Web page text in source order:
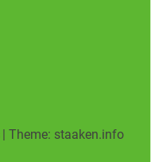
| Theme: staaken.info